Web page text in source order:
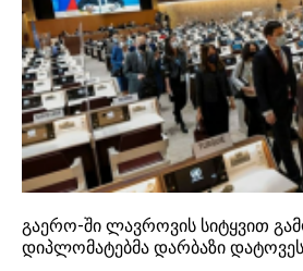
გაერო-ში ლავროვის სიტყვით
დიპლომატებმა დარბაზი დატოვეს